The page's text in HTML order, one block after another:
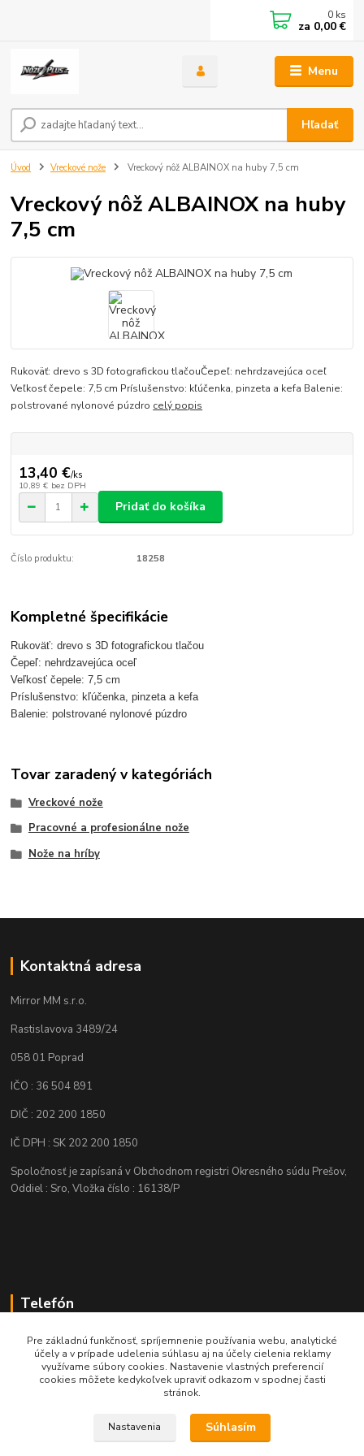
Menu
Hľadať
0 ks
za 0,00 €
Úvod Vreckové nože Vreckový nôž ALBAINOX na huby 7,5 cm
Vreckový nôž ALBAINOX na huby
7,5 cm
Rukoväť: drevo s 3D fotografickou tlačouČepeľ: nehrdzavejúca oceľ
Veľkosť čepele: 7,5 cm Príslušenstvo: kľúčenka, pinzeta a kefa Balenie:
polstrované nylonové púzdro celý popis
13,40 €/ks
10,89 € bez DPH
Pridať do košíka
Číslo produktu: 18258
Kompletné špecifikácie
Rukoväť: drevo s 3D fotografickou tlačou
Čepeľ: nehrdzavejúca oceľ
Veľkosť čepele: 7,5 cm
Príslušenstvo: kľúčenka, pinzeta a kefa
Balenie: polstrované nylonové púzdro
Tovar zaradený v kategóriách
Vreckové nože
Pracovné a profesionálne nože
Nože na hríby
Kontaktná adresa
Mirror MM s.r.o.
Rastislavova 3489/24
058 01 Poprad
IČO : 36 504 891
DIČ : 202 200 1850
IČ DPH : SK 202 200 1850
Spoločnosť je zapísaná v Obchodnom registri Okresného súdu Prešov,
Oddiel : Sro, Vložka číslo : 16138/P
Telefón
+421 905 622 625
obchod@nozeplus.sk
Pre základnú funkčnosť, spríjemnenie používania webu, analytické
účely a v prípade udelenia súhlasu aj na účely cielenia reklamy
využívame súbory cookies. Nastavenie vlastných preferencií
cookies môžete kedykoľvek upraviť odkazom v spodnej časti
stránok.
Nastavenia Súhlasím